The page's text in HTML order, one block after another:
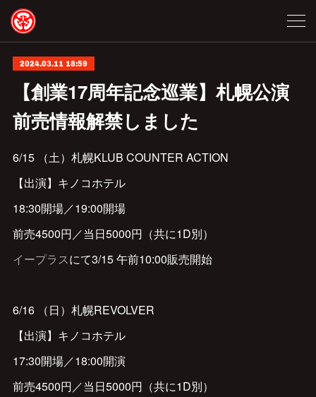
2024.03.11 18:59
【創業17周年記念巡業】札幌公演
前売情報解禁しました
6/15 （土）札幌KLUB COUNTER ACTION
【出演】キノコホテル
18:30開場／19:00開場
前売4500円／当日5000円（共に1D別）
イープラスにて3/15 午前10:00販売開始
6/16 （日）札幌REVOLVER
【出演】キノコホテル
17:30開場／18:00開演
前売4500円／当日5000円（共に1D別）